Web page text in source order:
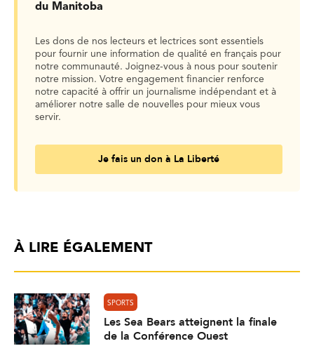
du Manitoba
Les dons de nos lecteurs et lectrices sont essentiels
pour fournir une information de qualité en français pour
notre communauté. Joignez-vous à nous pour soutenir
notre mission. Votre engagement financier renforce
notre capacité à offrir un journalisme indépendant et à
améliorer notre salle de nouvelles pour mieux vous
servir.
Je fais un don à La Liberté
À LIRE ÉGALEMENT
SPORTS
Les Sea Bears atteignent la finale
de la Conférence Ouest